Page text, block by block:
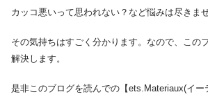
カッコ悪いって思われない？など悩みは尽きませ
その気持ちはすごく分かります。なので、この
解決します。
是非このブログを読んでの【ets.Materiaux(イー